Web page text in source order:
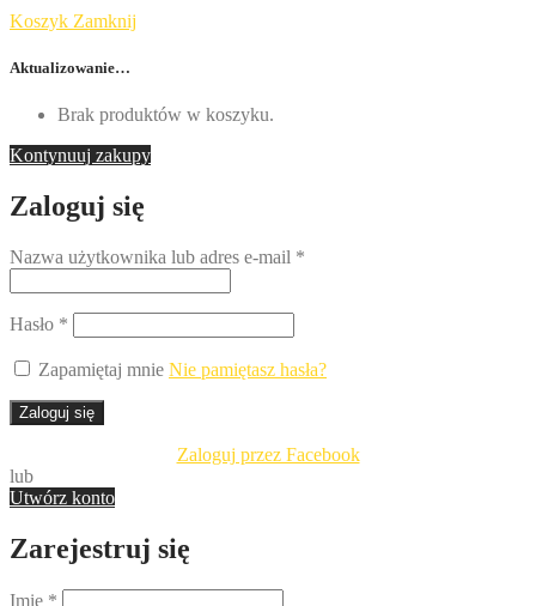
Koszyk Zamknij
Aktualizowanie…
Brak produktów w koszyku.
Kontynuuj zakupy
Zaloguj się
Nazwa użytkownika lub adres e-mail *
Hasło *
Zapamiętaj mnie Nie pamiętasz hasła?
Zaloguj się
Zaloguj przez Facebook
lub
Utwórz konto
Zarejestruj się
Imię *